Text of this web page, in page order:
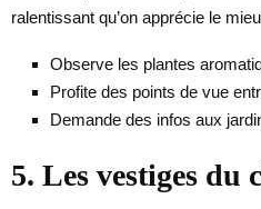
ralentissant qu’on apprécie le
Observe les plantes
Profite des points de vue
Demande des infos aux
5. Les vestiges du